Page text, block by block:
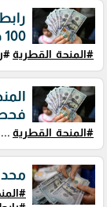
100 دولار شهر 11
#المنحة_القطرية
فحص
#المنحة_القطرية ...
محدث /